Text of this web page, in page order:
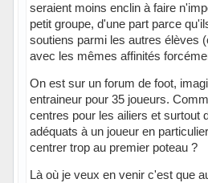
seraient moins enclin à faire
petit groupe, d'une part parce
soutiens parmi les autres élèves
avec les mêmes affinités
On est sur un forum de foot,
entraineur pour 35 joueurs.
centres pour les ailiers et surtout
adéquats à un joueur en
centrer trop au premier poteau ?
Là où je veux en venir c'est que